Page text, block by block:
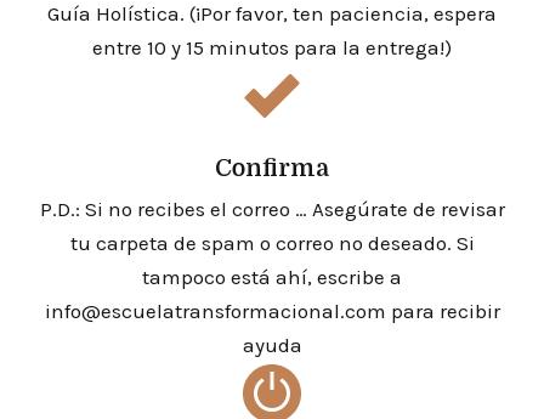
Guía Holística. (¡Por favor, ten paciencia, espera
entre 10 y 15 minutos para la entrega!)
Confirma
P.D.: Si no recibes el correo … Asegúrate de revisar
tu carpeta de spam o correo no deseado. Si
tampoco está ahí, escribe a
info@escuelatransformacional.com para recibir
ayuda